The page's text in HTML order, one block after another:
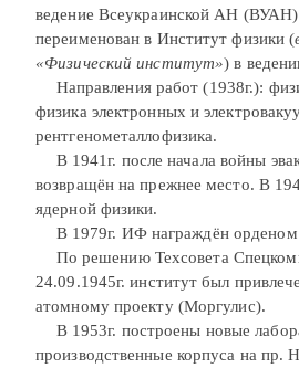
ведение Всеукраинской АН
переименован в Институт физики (
«Физический институт») в
Направления работ (1938г.):
физика электронных и
рентгенометаллофизика.
В 1941г. после начала войны
возвращён на прежнее место. В
ядерной физики.
В 1979г. ИФ награждён
По решению Техсовета
24.09.1945г. институт был
атомному проекту (Моргулис).
В 1953г. построены новые
производственные корпуса на пр.